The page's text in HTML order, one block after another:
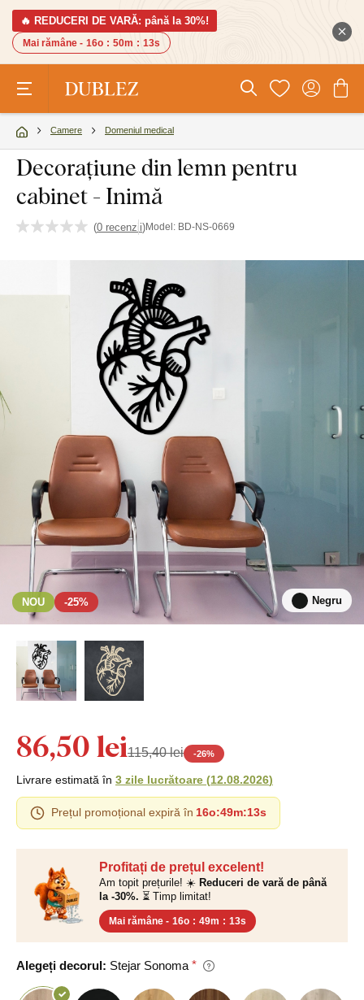
🔥 REDUCERI DE VARĂ: până la 30%!
Mai rămâne - 16o : 50m : 12s
Camere Domeniul medical
Decorațiune din lemn pentru
cabinet - Inimă
(0 recenzii)Model: BD-NS-0669
NOU -25% Negru
Profitați de prețul excelent!
Am topit prețurile! ☀️ Reduceri de vară de până
la -30%. ⏳ Timp limitat!
Mai rămâne - 16o : 49m : 12s
Alegeți decorul: Stejar Sonoma
86,50 lei115,40 lei -26%
Livrare estimată în 3 zile lucrătoare (12.08.2026)
Prețul promoțional expiră în 16o:49m:12s